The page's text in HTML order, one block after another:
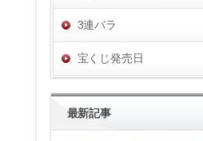
3連バラ
宝くじ発売日
最新記事